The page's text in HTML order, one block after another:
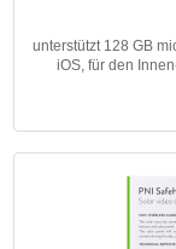
unterstützt 128 GB
iOS, für den